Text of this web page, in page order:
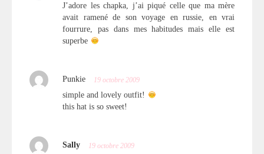
J’adore les chapka, j’ai piqué celle que ma mère
avait ramené de son voyage en russie, en vrai
fourrure, pas dans mes habitudes mais elle est
superbe
Punkie 19 octobre 2009
simple and lovely outfit!
this hat is so sweet!
Sally 19 octobre 2009